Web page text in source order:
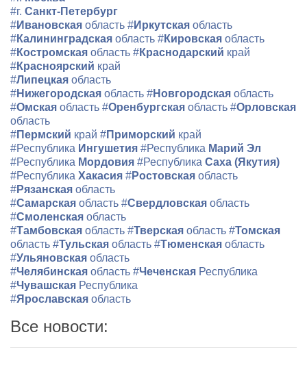
#г. Санкт-Петербург
#Ивановская область #Иркутская область
#Калининградская область #Кировская область
#Костромская область #Краснодарский край
#Красноярский край
#Липецкая область
#Нижегородская область #Новгородская область
#Омская область #Оренбургская область #Орловская
область
#Пермский край #Приморский край
#Республика Ингушетия #Республика Марий Эл
#Республика Мордовия #Республика Саха (Якутия)
#Республика Хакасия #Ростовская область
#Рязанская область
#Самарская область #Свердловская область
#Смоленская область
#Тамбовская область #Тверская область #Томская
область #Тульская область #Тюменская область
#Ульяновская область
#Челябинская область #Чеченская Республика
#Чувашская Республика
#Ярославская область
Все новости: